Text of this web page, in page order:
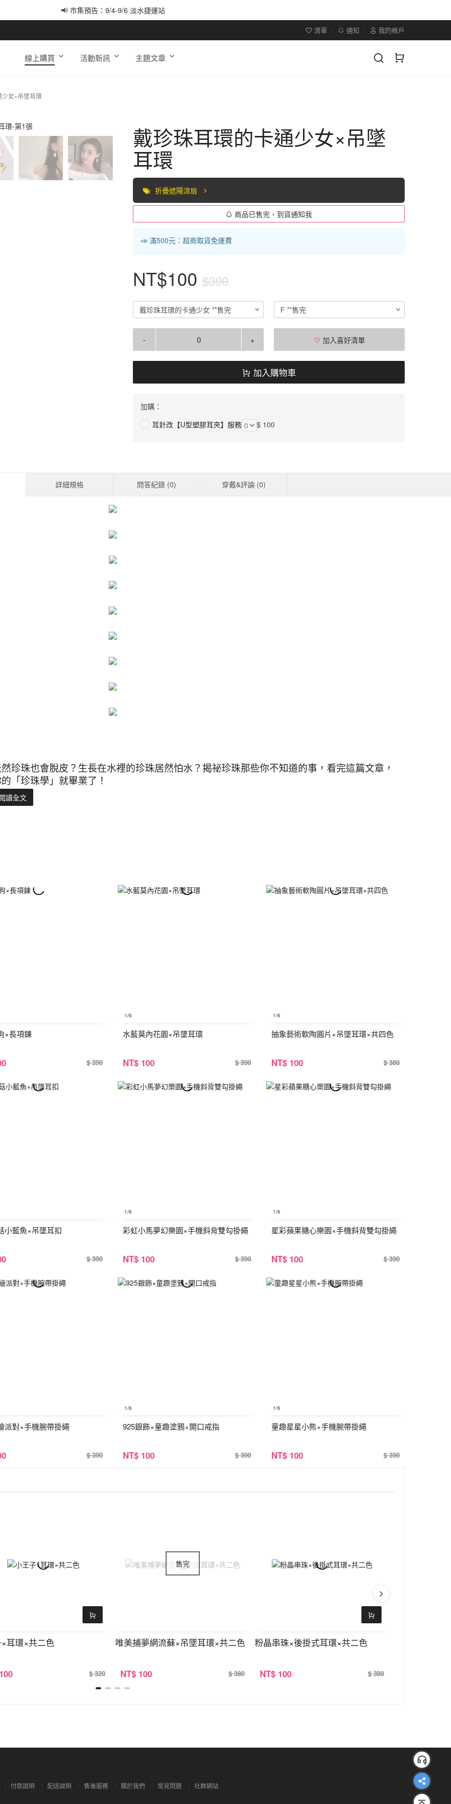
📢 市集預告：9/4-9/6 淡水捷運站
清單 通知 我的帳戶
線上購買 活動新訊 主題文章
女×吊墜耳環
戴珍珠耳環的卡通少女×吊墜
耳環
折疊遮陽涼扇
商品已售完，到貨通知我
📣 滿500元：超商取貨免運費
NT$100 $390
戴珍珠耳環的卡通少女 **售完 F **售完
- + 加入喜好清單
加入購物車
加購：
耳針改【U型塑膠耳夾】服務
$ 100
詳細規格 問答紀錄 (0) 穿戴&評論 (0)
珍珠也會脫皮？生長在水裡的珍珠居然怕水？揭祕珍珠那些你不知道的事，看完這篇文章，
「珍珠學」就畢業了！
讀全文
×長項鍊
$ 390
1/6
水藍莫內花園×吊墜耳環
NT$ 100 $ 390
1/6
抽象藝術軟陶圓片×吊墜耳環×共四色
NT$ 100 $ 380
小藍魚×吊墜耳扣
$ 390
1/6
彩虹小馬夢幻樂園×手機斜背雙勾掛繩
NT$ 100 $ 390
1/6
星彩蘋果糖心樂園×手機斜背雙勾掛繩
NT$ 100 $ 390
派對×手機腕帶掛繩
$ 390
1/6
925銀飾×童趣塗鴉×開口戒指
NT$ 100 $ 390
1/6
童趣星星小熊×手機腕帶掛繩
NT$ 100 $ 390
耳環×共二色
$ 320
唯美捕夢網流蘇×吊墜耳環×共二色
NT$ 100 $ 380
粉晶串珠×後掛式耳環×共二色
NT$ 100 $ 380
付款說明 配送說明 售後服務 關於我們 常見問題 社群網站